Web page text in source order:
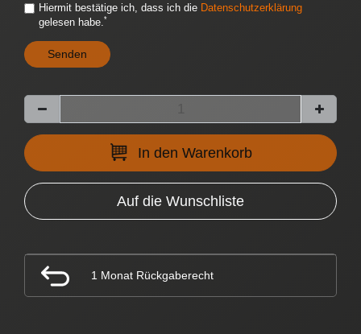
Hiermit bestätige ich, dass ich die Daten­schutz­erklärung
gelesen habe.*
Senden
In den Warenkorb
Auf die Wunschliste
1 Monat Rückgaberecht